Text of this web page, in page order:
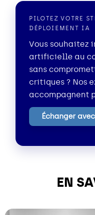
PILOTEZ VOTRE
DÉPLOIEMENT IA
Vous souhaitez
artificielle au
sans
critiques ? Nos
accompagnent
Échanger
EN